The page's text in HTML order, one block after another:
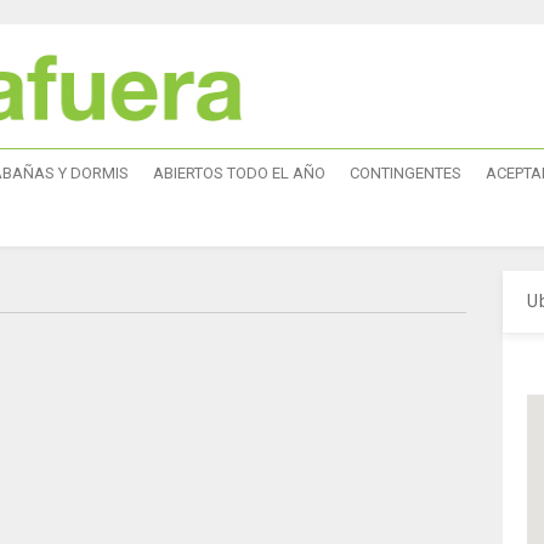
Y DORMIS ABIERTOS TODO EL AÑO CONTINGENTES